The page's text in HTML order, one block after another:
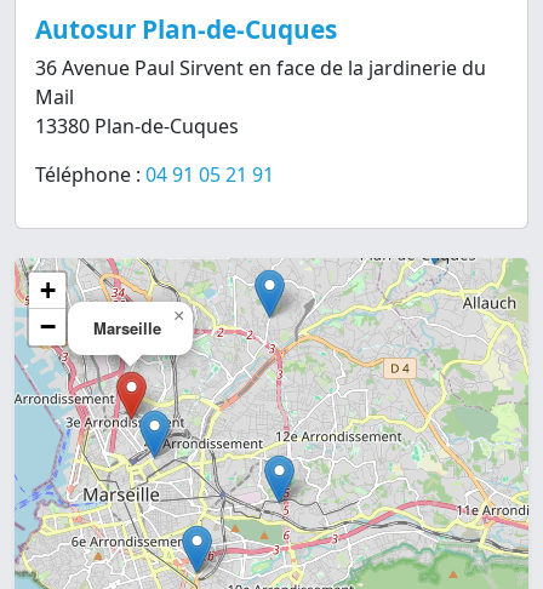
Autosur Plan-de-Cuques
36 Avenue Paul Sirvent en face de la jardinerie du
Mail
13380 Plan-de-Cuques
Téléphone : 04 91 05 21 91
Marseille
×
+
−